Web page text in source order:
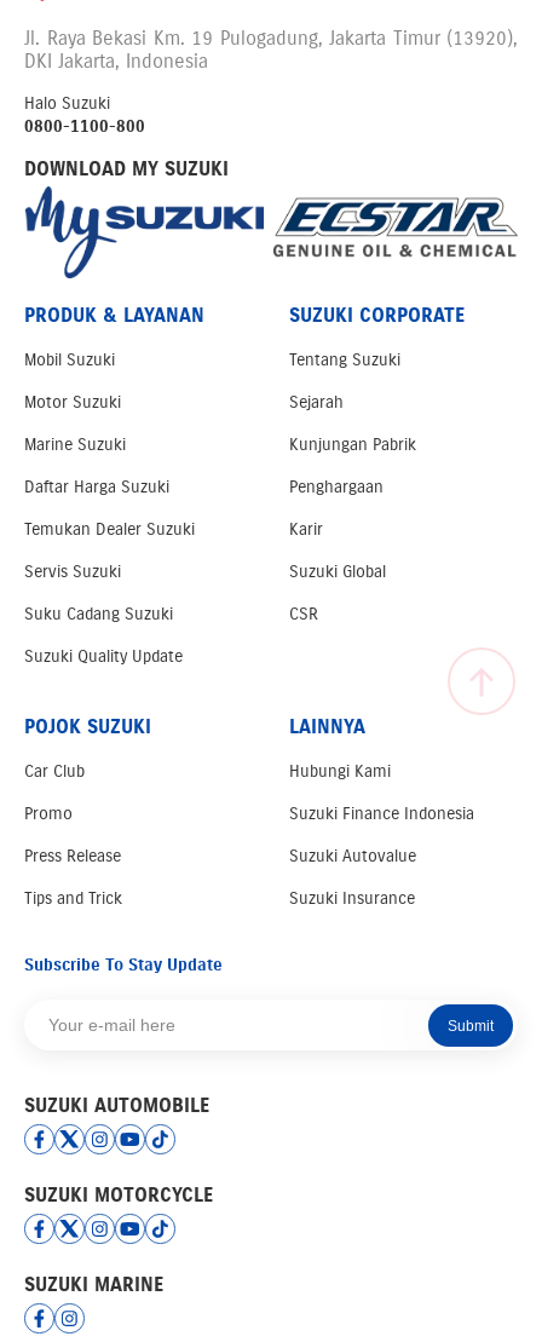
Jl. Raya Bekasi Km. 19 Pulogadung, Jakarta Timur (13920),
DKI Jakarta, Indonesia
Halo Suzuki
0800-1100-800
DOWNLOAD MY SUZUKI
PRODUK & LAYANAN
Mobil Suzuki
Motor Suzuki
Marine Suzuki
Daftar Harga Suzuki
Temukan Dealer Suzuki
Servis Suzuki
Suku Cadang Suzuki
Suzuki Quality Update
SUZUKI CORPORATE
Tentang Suzuki
Sejarah
Kunjungan Pabrik
Penghargaan
Karir
Suzuki Global
CSR
POJOK SUZUKI
Car Club
Promo
Press Release
Tips and Trick
LAINNYA
Hubungi Kami
Suzuki Finance Indonesia
Suzuki Autovalue
Suzuki Insurance
Subscribe To Stay Update
Submit
SUZUKI AUTOMOBILE
SUZUKI MOTORCYCLE
SUZUKI MARINE